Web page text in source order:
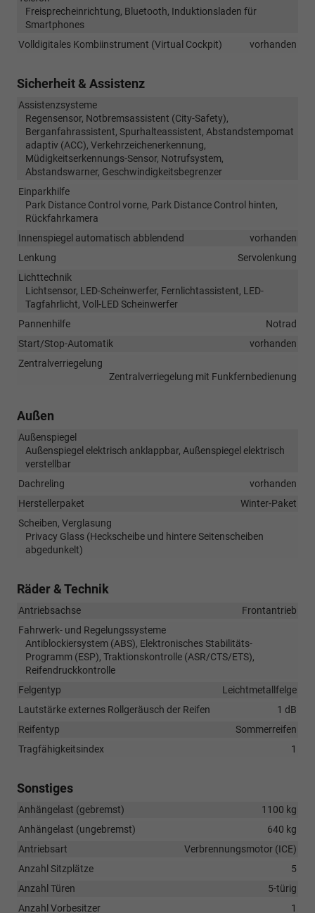
Freisprecheinrichtung, Bluetooth, Induktionsladen für
Smartphones
Volldigitales Kombiinstrument (Virtual Cockpit)
vorhanden
Sicherheit & Assistenz
Assistenzsysteme
Regensensor, Notbremsassistent (City-Safety),
Berganfahrassistent, Spurhalteassistent, Abstandstempomat
adaptiv (ACC), Verkehrzeichenerkennung,
Müdigkeitserkennungs-Sensor, Notrufsystem,
Abstandswarner, Geschwindigkeitsbegrenzer
Einparkhilfe
Park Distance Control vorne, Park Distance Control hinten,
Rückfahrkamera
Innenspiegel automatisch abblendend
vorhanden
Lenkung
Servolenkung
Lichttechnik
Lichtsensor, LED-Scheinwerfer, Fernlichtassistent, LED-
Tagfahrlicht, Voll-LED Scheinwerfer
Pannenhilfe
Notrad
Start/Stop-Automatik
vorhanden
Zentralverriegelung
Zentralverriegelung mit Funkfernbedienung
Außen
Außenspiegel
Außenspiegel elektrisch anklappbar, Außenspiegel elektrisch
verstellbar
Dachreling
vorhanden
Herstellerpaket
Winter-Paket
Scheiben, Verglasung
Privacy Glass (Heckscheibe und hintere Seitenscheiben
abgedunkelt)
Räder & Technik
Antriebsachse
Frontantrieb
Fahrwerk- und Regelungssysteme
Antiblockiersystem (ABS), Elektronisches Stabilitäts-
Programm (ESP), Traktionskontrolle (ASR/CTS/ETS),
Reifendruckkontrolle
Felgentyp
Leichtmetallfelge
Lautstärke externes Rollgeräusch der Reifen
1 dB
Reifentyp
Sommerreifen
Tragfähigkeitsindex
1
Sonstiges
Anhängelast (gebremst)
1100 kg
Anhängelast (ungebremst)
640 kg
Antriebsart
Verbrennungsmotor (ICE)
Anzahl Sitzplätze
5
Anzahl Türen
5-türig
Anzahl Vorbesitzer
1